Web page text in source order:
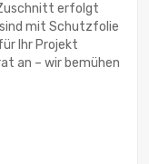
erfolgt
mit Schutzfolie
Ihr Projekt
an – wir bemühen